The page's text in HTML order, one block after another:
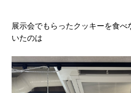
展示会でもらったクッキーを食
いたのは